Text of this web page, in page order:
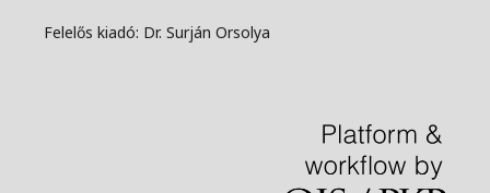
Felelős kiadó: Dr. Surján Orsolya